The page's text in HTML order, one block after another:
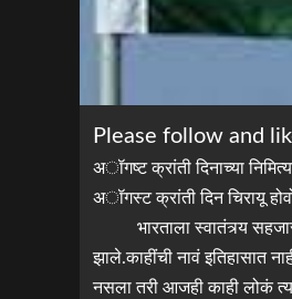
Please follow and
अॉगष्ट क्रांती दिनाच्या
अॉगस्ट क्रांती दिन चिरायू
भारताला स्वातंत्र्य
झाले.काहींची नावं इतिहासात
नसला तरी आजही काही लोकं